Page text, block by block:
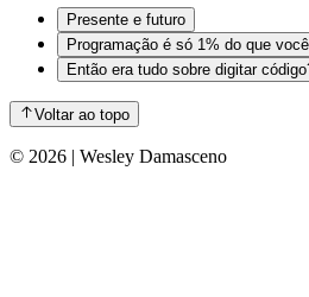
Presente e futuro
Programação é só 1% do que
Então era tudo sobre digitar
Voltar ao topo
© 2026 | Wesley Damasceno